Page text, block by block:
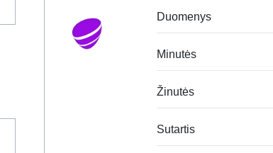
Duomenys
Minutės
Žinutės
Sutartis